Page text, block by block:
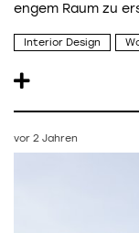
engem Raum zu
Interior Design
vor 2 Jahren